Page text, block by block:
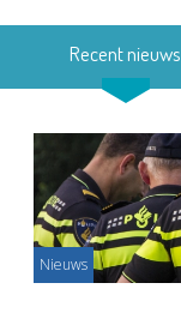
Recent nieuws
Nieuws